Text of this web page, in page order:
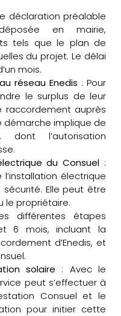
déclaration préalable
en mairie,
tels que le plan de
du projet. Le délai
mois.
réseau Enedis : Pour
le surplus de leur
raccordement auprès
démarche implique de
dont l’autorisation
du Consuel :
électrique
Elle peut être
le propriétaire.
différentes étapes
6 mois, incluant la
d’Enedis, et
solaire : Avec le
peut s’effectuer à
Consuel et le
pour initier cette